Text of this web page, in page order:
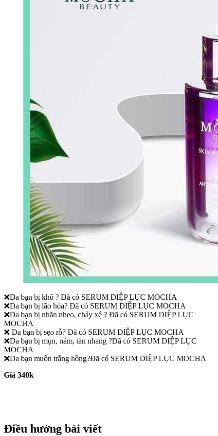
❌Da bạn bị khô ? Đã có SERUM DIỆP LỤC MOCHA
❌Da bạn bị lão hóa? Đã có SERUM DIỆP LỤC MOCHA
❌Da bạn bị nhăn nheo, chảy xệ ? Đã có SERUM DIỆP LỤC
MOCHA
❌ Da bạn bị sẹo rỗ? Đã có SERUM DIỆP LỤC MOCHA
❌Da bạn bị mụn, nám, tàn nhang ?Đã có SERUM DIỆP LỤC
MOCHA
❌Da bạn muốn trắng hồng?Đã có SERUM DIỆP LỤC MOCHA
Giá 340k
Điều hướng bài viết